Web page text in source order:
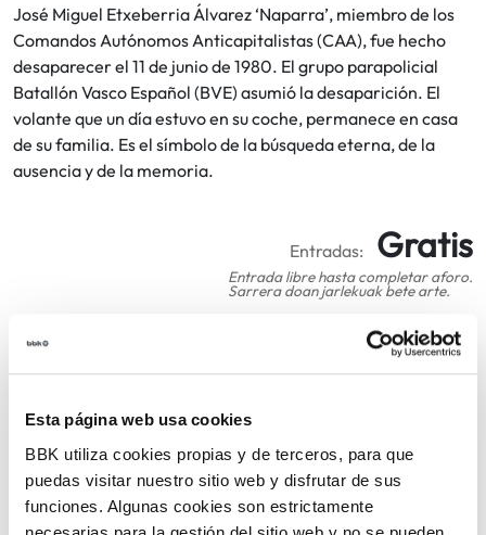
Esta página web usa cookies
BBK utiliza cookies propias y de terceros, para que
puedas visitar nuestro sitio web y disfrutar de sus
funciones. Algunas cookies son estrictamente
José Miguel Etxeberria Álvarez ‘Naparra’, miembro de los
Comandos Autónomos Anticapitalistas (CAA), fue hecho
desaparecer el 11 de junio de 1980. El grupo parapolicial
Batallón Vasco Español (BVE) asumió la desaparición. El
volante que un día estuvo en su coche, permanece en casa
de su familia. Es el símbolo de la búsqueda eterna, de la
ausencia y de la memoria.
Entradas: Gratis
Entrada libre hasta completar aforo.
Sarrera doan jarlekuak bete arte.
VOLVER